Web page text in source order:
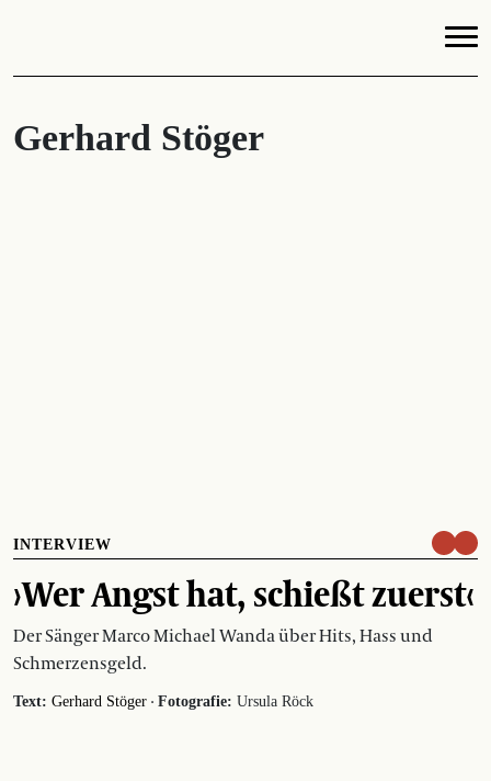
Gerhard Stöger
INTERVIEW
›Wer Angst hat, schießt zuerst‹
Der Sänger Marco Michael Wanda über Hits, Hass und
Schmerzensgeld.
Text: Gerhard Stöger · Fotografie: Ursula Röck